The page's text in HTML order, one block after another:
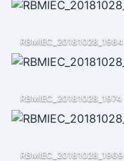
RBMIEC_20181028_1984
RBMIEC_20181028_1974
RBMIEC_20181028_1969